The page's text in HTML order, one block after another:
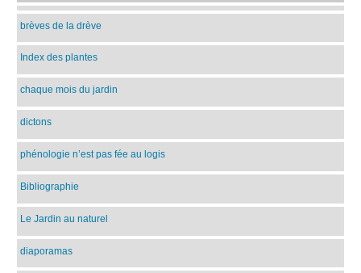
brèves de la drève
Index des plantes
chaque mois du jardin
dictons
phénologie n’est pas fée au logis
Bibliographie
Le Jardin au naturel
diaporamas